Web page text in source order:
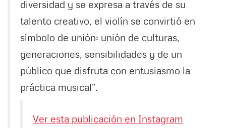
diversidad y se expresa a través de su
talento creativo, el violín se convirtió en
símbolo de unión: unión de culturas,
generaciones, sensibilidades y de un
público que disfruta con entusiasmo la
práctica musical”.
Ver esta publicación en Instagram